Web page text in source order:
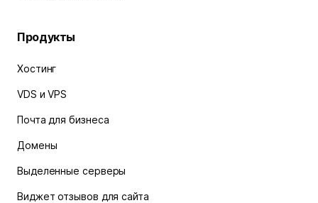
Продукты
Хостинг
VDS и VPS
Почта для бизнеса
Домены
Выделенные серверы
Виджет отзывов для сайта